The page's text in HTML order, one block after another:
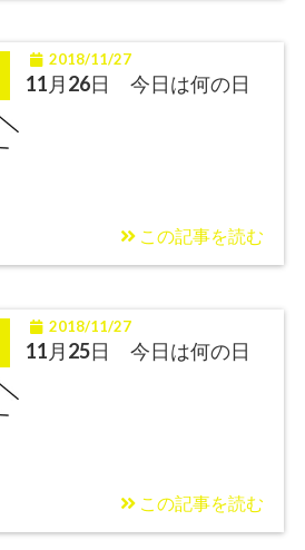
2018/11/27
11月26日 今日は何の日
この記事を読む
2018/11/27
11月25日 今日は何の日
この記事を読む